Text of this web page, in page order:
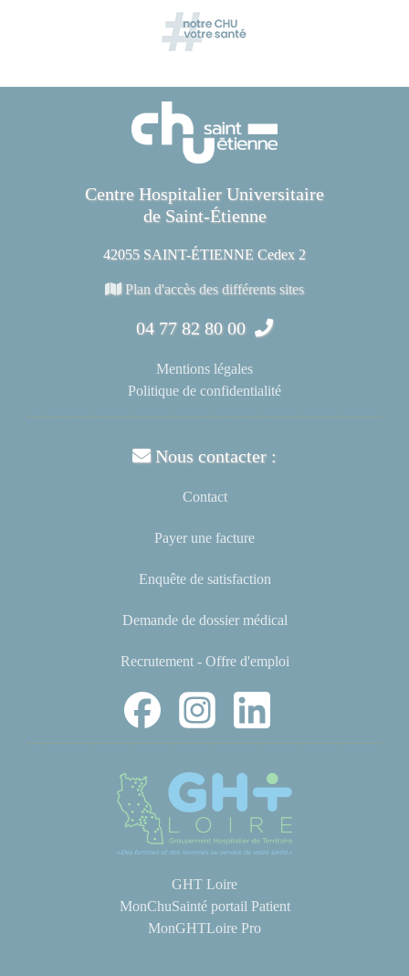
Centre Hospitalier Universitaire
de Saint-Étienne
42055 SAINT-ÉTIENNE Cedex 2
Plan d'accès des différents sites
04 77 82 80 00
Mentions légales
Politique de confidentialité
Nous contacter :
Contact
Payer une facture
Enquête de satisfaction
Demande de dossier médical
Recrutement - Offre d'emploi
GHT Loire
MonChuSainté portail Patient
MonGHTLoire Pro